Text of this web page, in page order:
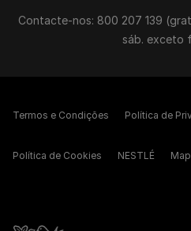
Contacte-nos: 800 207 139
sáb. exceto
Termos e Condições Política de
Política de Cookies NESTLÉ